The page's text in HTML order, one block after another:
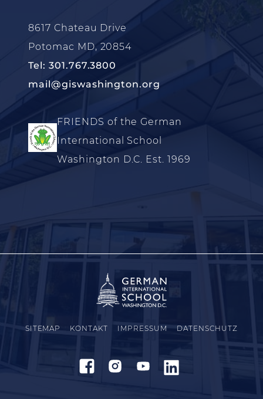
8617 Chateau Drive
Potomac MD, 20854
Tel: 301.767.3800
mail@giswashington.org
FRIENDS of the German
International School
Washington D.C. Est. 1969
SITEMAP KONTAKT IMPRESSUM DATENSCHUTZ